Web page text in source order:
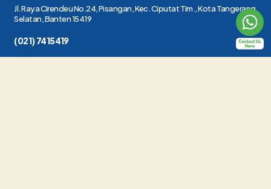
Jl. Raya Cirendeu No.24, Pisangan, Kec. Ciputat Tim., Kota Tangerang
Selatan, Banten 15419
(021) 7415419